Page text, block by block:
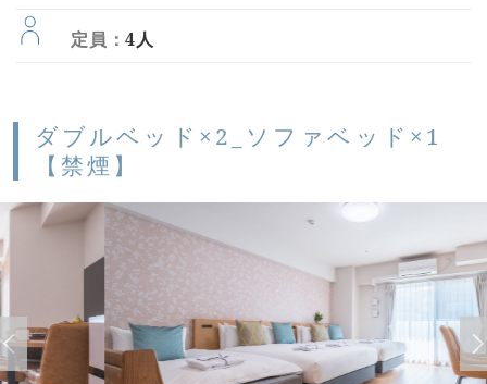
定員：4人
ダブルベッド×2_ソファベッド×1
【禁煙】